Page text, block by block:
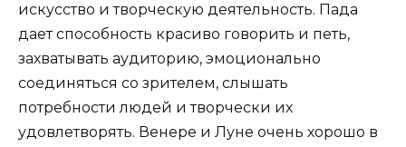
искусство и творческую деятельность. Пада
дает способность красиво говорить и петь,
захватывать аудиторию, эмоционально
соединяться со зрителем, слышать
потребности людей и творчески их
удовлетворять. Венере и Луне очень хорошо в